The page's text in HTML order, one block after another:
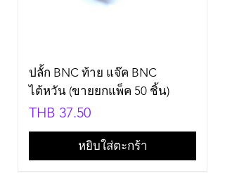
ปลั้ก BNC ท้าย แจ๊ค BNC
ไต้หวัน (ขายยกแพ็ค 50 ชิ้น)
Price
THB 37.50
หยิบใส่ตะกร้า